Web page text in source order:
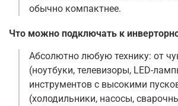
обычно компактнее.
Что можно подключать к
Абсолютно любую технику: от
(ноутбуки, телевизоры, LED-
инструментов с высокими
(холодильники, насосы,